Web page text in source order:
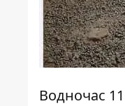
Водночас